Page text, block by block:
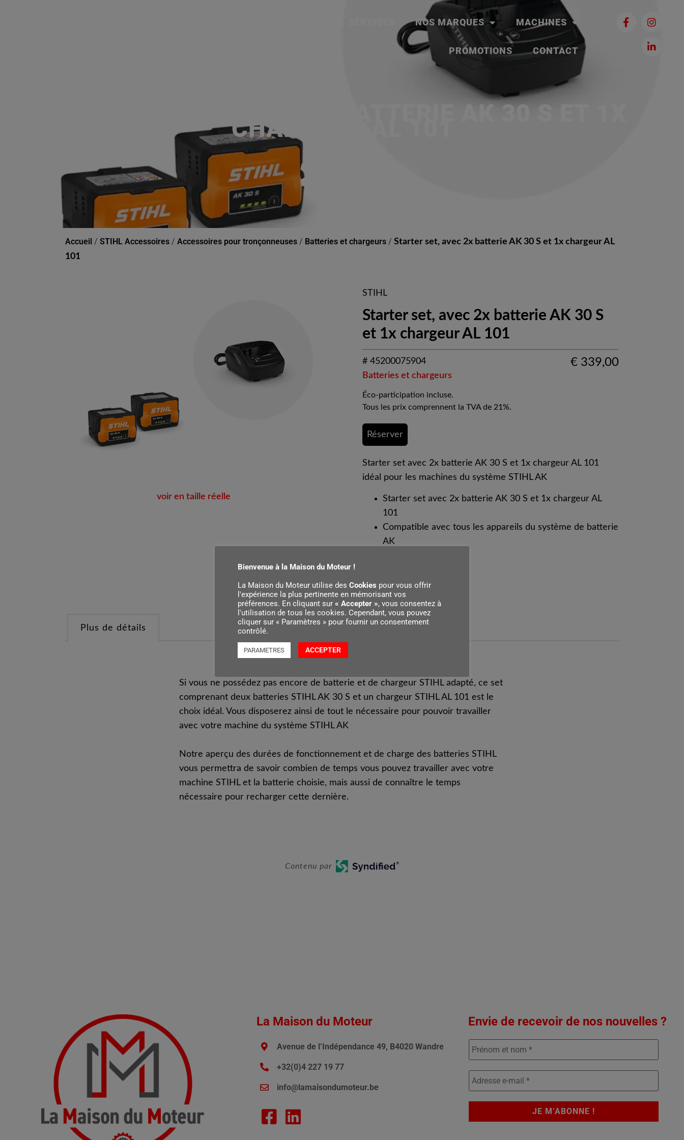
NOS MARQUES MACHINES
PROMOTIONS CONTACT
STARTER SET, AVEC 2X BATTERIE AK 30 S ET 1X
CHARGEUR AL 101
Accueil / STIHL Accessoires / Accessoires pour tronçonneuses / Batteries et chargeurs / Starter set, avec 2x batterie AK 30 S et 1x chargeur AL
101
voir en taille réelle
STIHL
Starter set, avec 2x batterie AK 30 S
et 1x chargeur AL 101
# 45200075904
Batteries et chargeurs
€ 339,00
Éco-participation incluse.
Tous les prix comprennent la TVA de 21%.
Réserver
Starter set avec 2x batterie AK 30 S et 1x chargeur AL 101
idéal pour les machines du système STIHL AK
Starter set avec 2x batterie AK 30 S et 1x chargeur AL
101
Compatible avec tous les appareils du système de batterie
AK
Plus de détails
Si vous ne possédez pas encore de batterie et de chargeur STIHL adapté, ce set
comprenant deux batteries STIHL AK 30 S et un chargeur STIHL AL 101 est le
choix idéal. Vous disposerez ainsi de tout le nécessaire pour pouvoir travailler
avec votre machine du système STIHL AK
Notre aperçu des durées de fonctionnement et de charge des batteries STIHL
vous permettra de savoir combien de temps vous pouvez travailler avec votre
machine STIHL et la batterie choisie, mais aussi de connaître le temps
nécessaire pour recharger cette dernière.
Contenu par
La Maison du Moteur
Avenue de l’Indépendance 49, B4020 Wandre
+32(0)4 227 19 77
info@lamaisondumoteur.be
Envie de recevoir de nos nouvelles ?
Bienvenue à la Maison du Moteur !
La Maison du Moteur utilise des Cookies pour vous offrir
l'expérience la plus pertinente en mémorisant vos
préférences. En cliquant sur « Accepter », vous consentez à
l'utilisation de tous les cookies. Cependant, vous pouvez
cliquer sur « Paramètres » pour fournir un consentement
contrôlé.
PARAMETRES ACCEPTER